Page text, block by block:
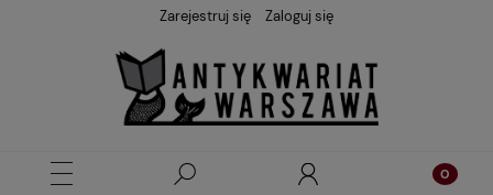
Zarejestruj się Zaloguj się